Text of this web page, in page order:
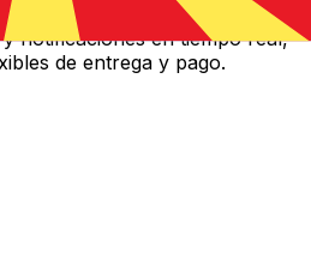
forma rápida, segura y fácil.
notificaciones en tiempo real,
de entrega y pago.